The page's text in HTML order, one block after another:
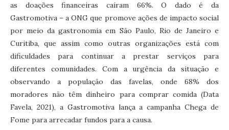
as doações financeiras caíram 66%. O dado é da
Gastromotiva – a ONG que promove ações de impacto social
por meio da gastronomia em São Paulo, Rio de Janeiro e
Curitiba, que assim como outras organizações está com
dificuldades para continuar a prestar serviços para
diferentes comunidades. Com a urgência da situação e
observando a população das favelas, onde 68% dos
moradores não têm dinheiro para comprar comida (Data
Favela, 2021), a Gastromotiva lança a campanha Chega de
Fome para arrecadar fundos para a causa.